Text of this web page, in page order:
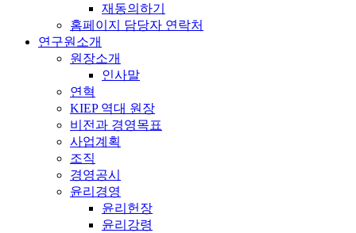
재동의하기
홈페이지 담당자 연락처
연구원소개
원장소개
인사말
연혁
KIEP 역대 원장
비전과 경영목표
사업계획
조직
경영공시
윤리경영
윤리헌장
윤리강령